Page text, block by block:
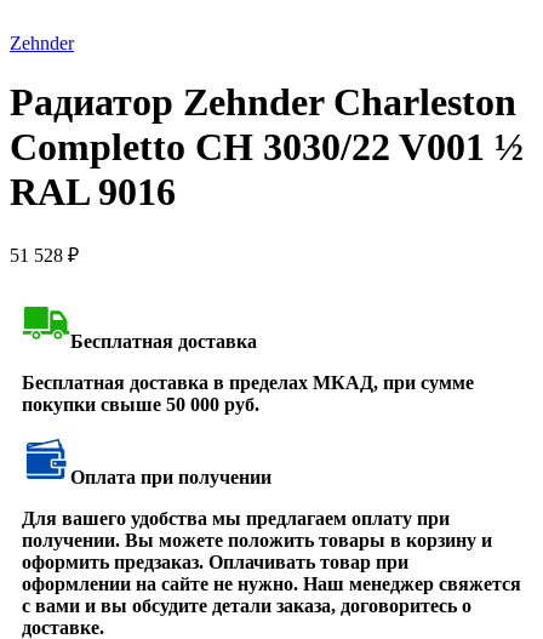
Zehnder
Радиатор Zehnder Charleston
Completto CH 3030/22 V001 ½
RAL 9016
51 528 ₽
Бесплатная доставка
Бесплатная доставка в пределах МКАД, при сумме
покупки свыше 50 000 руб.
Оплата при получении
Для вашего удобства мы предлагаем оплату при
получении. Вы можете положить товары в корзину и
оформить предзаказ. Оплачивать товар при
оформлении на сайте не нужно. Наш менеджер свяжется
с вами и вы обсудите детали заказа, договоритесь о
доставке.